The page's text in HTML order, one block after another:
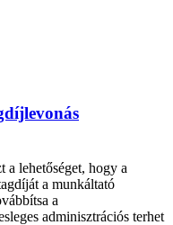
a lehetőséget, hogy a
a munkáltató
a
adminisztrációs terhet